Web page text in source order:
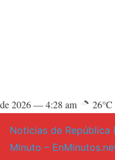
de 2026 —4:28 am 26°C
Noticias de República
Minuto –